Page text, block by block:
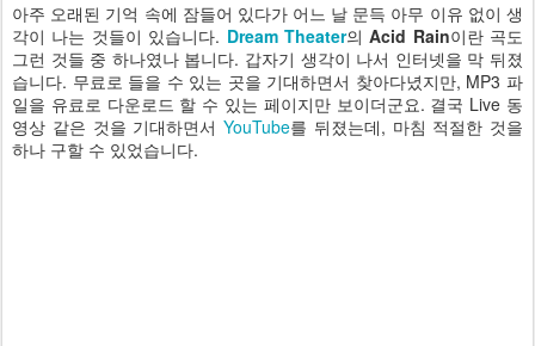
아주 오래된 기억 속에 잠들어 있다가 어느 날 문득 아무 이유 없이 생
각이 나는 것들이 있습니다. Dream Theater의Acid Rain이란 곡도
그런 것들 중 하나였나 봅니다. 갑자기 생각이 나서 인터넷을 막 뒤졌
습니다. 무료로 들을 수 있는 곳을 기대하면서 찾아다녔지만, MP3 파
일을 유료로 다운로드 할 수 있는 페이지만 보이더군요. 결국 Live 동
영상 같은 것을 기대하면서 YouTube를 뒤졌는데, 마침 적절한 것을
하나 구할 수 있었습니다.